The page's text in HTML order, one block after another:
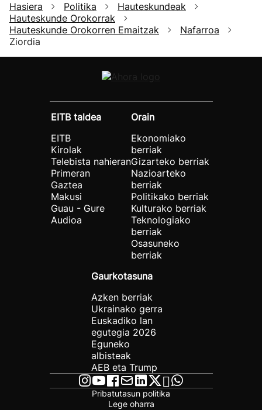
Hasiera Politika
Hauteskundeak
Hauteskunde Orokorrak
Hauteskunde Orokorren Emaitzak
Nafarroa
Ziordia
EITB taldea
EITB
Kirolak
Telebista nahieran
Primeran
Gaztea
Makusi
Guau - Gure
Audioa
Orain
Ekonomiako
berriak
Gizarteko berriak
Nazioarteko
berriak
Politikako berriak
Kulturako berriak
Teknologiako
berriak
Osasuneko
berriak
Gaurkotasuna
Azken berriak
Ukrainako gerra
Euskadiko lan
egutegia 2026
Eguneko
albisteak
AEB eta Trump
Pribatutasun politika
Lege oharra